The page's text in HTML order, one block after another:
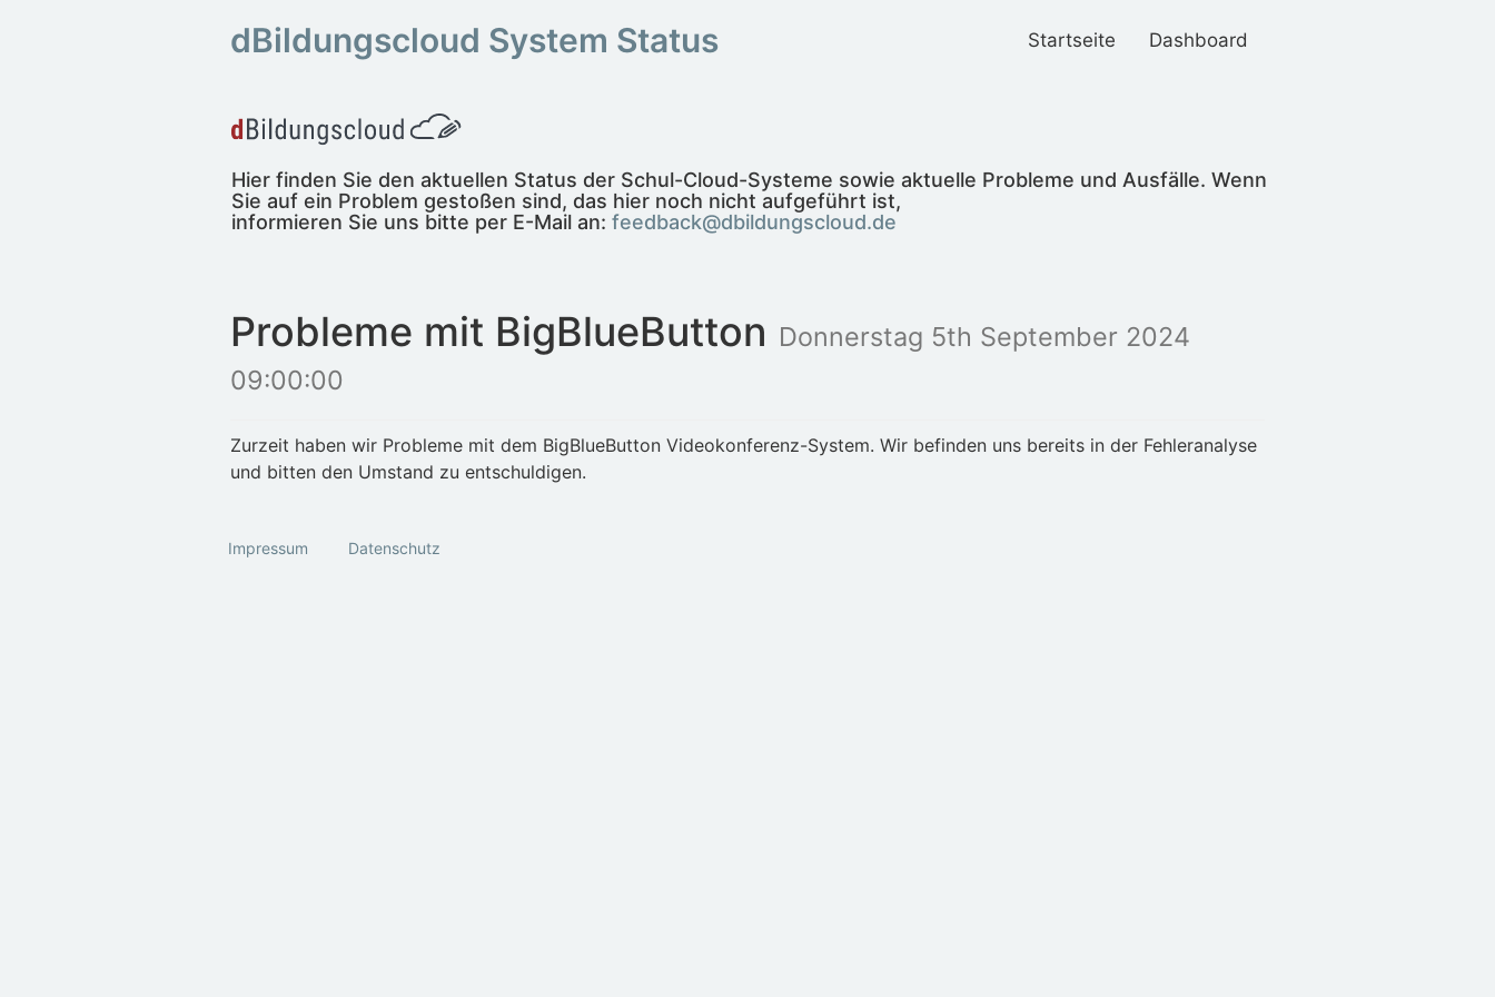
dBildungscloud System Status Startseite Dashboard
Hier finden Sie den aktuellen Status der Schul-Cloud-Systeme sowie aktuelle Probleme und Ausfälle. Wenn
Sie auf ein Problem gestoßen sind, das hier noch nicht aufgeführt ist,
informieren Sie uns bitte per E-Mail an: feedback@dbildungscloud.de
Probleme mit BigBlueButton Donnerstag 5th September 2024
09:00:00
Zurzeit haben wir Probleme mit dem BigBlueButton Videokonferenz-System. Wir befinden uns bereits in der Fehleranalyse
und bitten den Umstand zu entschuldigen.
Impressum Datenschutz